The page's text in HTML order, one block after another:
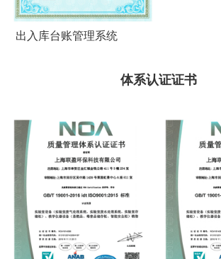
出入库台账管理系统
体系认证证书